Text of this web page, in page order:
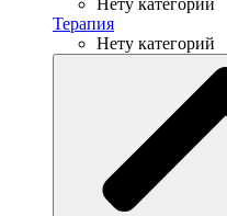
Нету категорий
Терапия
Нету категорий